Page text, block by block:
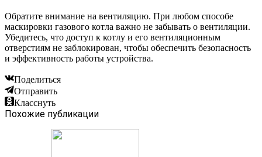
Обратите внимание на вентиляцию. При любом способе
маскировки газового котла важно не забывать о вентиляции.
Убедитесь, что доступ к котлу и его вентиляционным
отверстиям не заблокирован, чтобы обеспечить безопасность
и эффективность работы устройства.
Поделиться
Отправить
Класснуть
Похожие публикации